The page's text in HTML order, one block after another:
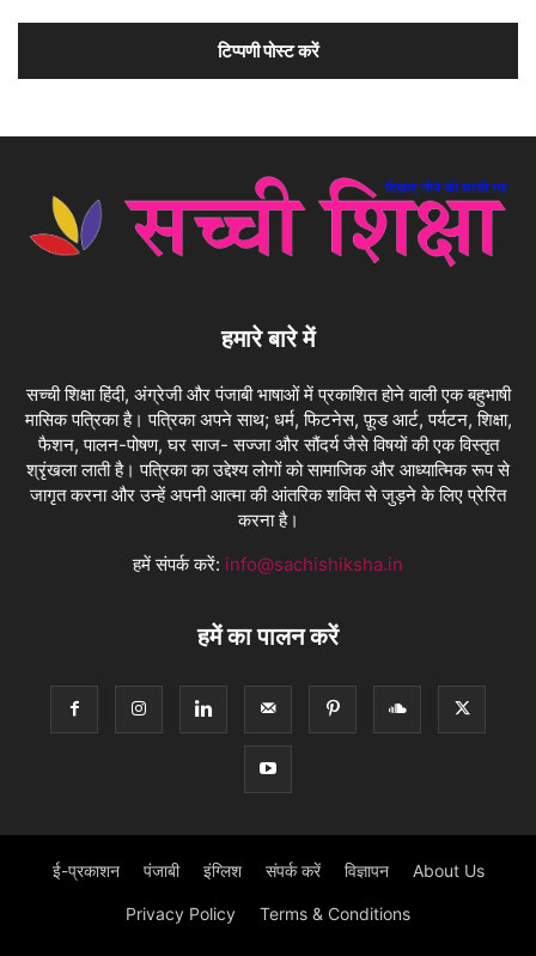
हमारे बारे में
सच्ची शिक्षा हिंदी, अंग्रेजी और पंजाबी भाषाओं में प्रकाशित होने वाली एक बहुभाषी
मासिक पत्रिका है। पत्रिका अपने साथ; धर्म, फिटनेस, फ़ूड आर्ट, पर्यटन, शिक्षा,
फैशन, पालन-पोषण, घर साज- सज्जा और सौंदर्य जैसे विषयों की एक विस्तृत
श्रृंखला लाती है। पत्रिका का उद्देश्य लोगों को सामाजिक और आध्यात्मिक रूप से
जागृत करना और उन्हें अपनी आत्मा की आंतरिक शक्ति से जुड़ने के लिए प्रेरित
करना है।
हमें संपर्क करें: info@sachishiksha.in
हमें का पालन करें
ई-प्रकाशन पंजाबी इंग्लिश संपर्क करें विज्ञापन About Us
Privacy Policy Terms & Conditions